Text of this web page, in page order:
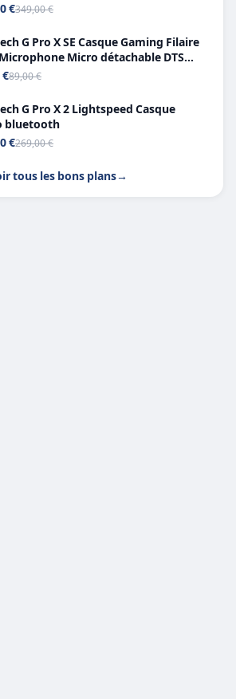
€349,00 €
G Pro X SE Casque Gaming Filaire
Micro détachable DTS
X 7.1
€89,00 €
G Pro X 2 Lightspeed Casque
bluetooth
€269,00 €
tous les bons plans→